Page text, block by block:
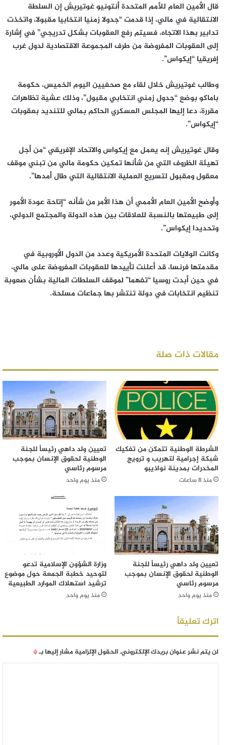
قال الأمين العام للأمم المتحدة أنتونيو غوتيريش إن السلطة
الانتقالية في مالي، إذا قدمت “جدولا زمنيا انتخابيا مقبولا، واتخذت
تدابير بهذا الاتجاه، فسيتم رفع العقوبات بشكل تدريجي” في إشارة
إلى العقوبات المفروضة من طرف المجموعة الاقتصادية لدول غرب
إفريقيا “إيكواس”.
وطالب غوتيريش خلال لقاء مع صحفيين اليوم الخميس، حكومة
باماكو بوضع “جدول زمني انتخابي مقبول”، وذلك عشية تظاهرات
مقررة، دعا إليها المجلس العسكري الحاكم بمالي للتنديد بعقوبات
“إيكواس”.
وقال غوتيريش إنه يعمل مع إيكواس والاتحاد الإفريقي “من أجل
تهيئة الظروف التي من شأنها تمكين حكومة مالي من تبني موقف
معقول ومقبول لتسريع العملية الانتقالية التي طال أمدها”.
وأوضح الأمين العام الأممي أن هذا الأمر من شأنه “إتاحة عودة الأمور
إلى طبيعتها بالنسبة للعلاقات بين هذه الدولة والمجتمع الدولي،
وتحديدا إيكواس”.
وكانت الولايات المتحدة الأمريكية وعدد من الدول الأوروبية في
مقدمتها فرنسا، قد أعلنت تأييدها للعقوبات المفروضة على مالي،
في حين أبدت روسيا “تفهما” لموقف السلطات المالية بشأن صعوبة
تنظيم انتخابات في دولة تنتشر بها جماعات مسلحة.
مقالات ذات صلة
الشرطة الوطنية تتمكن من تفكيك
شبكة إجرامية لتهريب و ترويج
المخدرات بمدينة نواذيبو
منذ 8 ساعات
تعيين ولد داهي رئيساً للجنة
الوطنية لحقوق الإنسان بموجب
مرسوم رئاسي
منذ يوم واحد
تعيين ولد داهي رئيساً للجنة
الوطنية لحقوق الإنسان بموجب
مرسوم رئاسي
منذ يوم واحد
وزارة الشؤون الإسلامية تدعو
لتوحيد خطبة الجمعة حول موضوع
ترشيد استهلاك الموارد الطبيعية
منذ يوم واحد
اترك تعليقاً
لن يتم نشر عنوان بريدك الإلكتروني.الحقول الإلزامية مشار إليها بـ*